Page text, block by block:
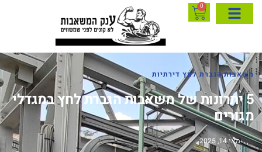
0
משאבות הגברת לחץ דירתיות
5 יתרונות של משאבות הגברת לחץ במגדלי
מגורים
מאי 14, 2025